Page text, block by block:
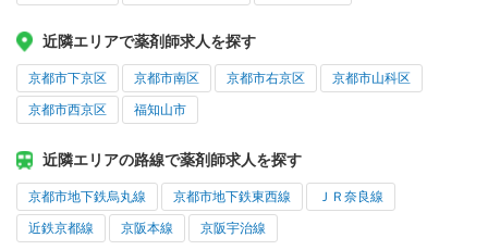
近隣エリアで薬剤師求人を探す
京都市下京区 京都市南区 京都市右京区 京都市山科区
京都市西京区 福知山市
近隣エリアの路線で薬剤師求人を探す
京都市地下鉄烏丸線 京都市地下鉄東西線 ＪＲ奈良線
近鉄京都線 京阪本線 京阪宇治線